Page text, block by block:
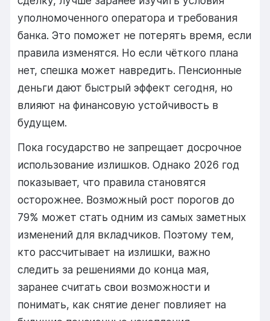
уполномоченного оператора и требования
банка. Это поможет не потерять время, если
правила изменятся. Но если чёткого плана
нет, спешка может навредить. Пенсионные
деньги дают быстрый эффект сегодня, но
влияют на финансовую устойчивость в
будущем.
Пока государство не запрещает досрочное
использование излишков. Однако 2026 год
показывает, что правила становятся
осторожнее. Возможный рост порогов до
79% может стать одним из самых заметных
изменений для вкладчиков. Поэтому тем,
кто рассчитывает на излишки, важно
следить за решениями до конца мая,
заранее считать свои возможности и
понимать, как снятие денег повлияет на